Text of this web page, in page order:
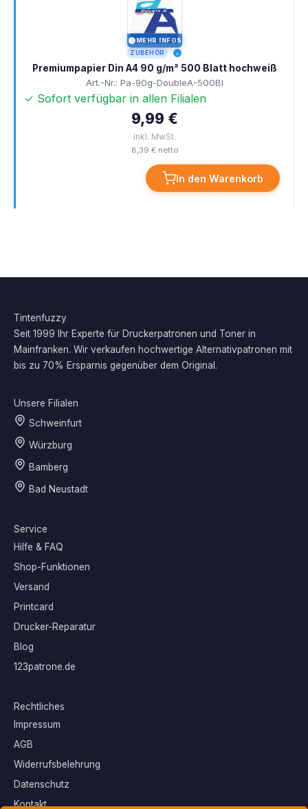
MEHR INFOS
ZUBEHÖR
Premiumpapier Din A4 90 g/m² 500 Blatt hochweiß
Art.-Nr.: Pa-90g-DoubleA-500Bl
✓ Sofort verfügbar in allen Filialen
9,99 €
inkl. MwSt.
8,39 € netto
In den Warenkorb
Tintenfuzzy
Seit 1999 Ihr Experte für Druckerpatronen und Toner in
Mainfranken. Wir verkaufen hochwertige Alternativpatronen mit
bis zu 70% Ersparnis gegenüber dem Original.
Unsere Filialen
Schweinfurt
Würzburg
Bamberg
Bad Neustadt
Service
Hilfe & FAQ
Shop-Funktionen
Versand
Printcard
Drucker-Reparatur
Blog
123patrone.de
Rechtliches
Impressum
AGB
Widerrufsbelehrung
Datenschutz
Kontakt